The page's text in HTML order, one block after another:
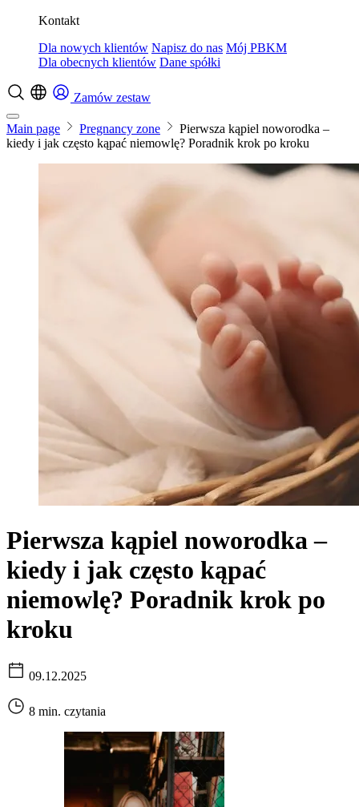
Kontakt
Dla nowych klientów Napisz do nas Mój PBKM
Dla obecnych klientów Dane spółki
Zamów zestaw
Main page Pregnancy zone
Pierwsza kąpiel noworodka –
kiedy i jak często kąpać niemowlę? Poradnik krok po kroku
Pierwsza kąpiel noworodka –
kiedy i jak często kąpać
niemowlę? Poradnik krok po
kroku
09.12.2025
8 min. czytania